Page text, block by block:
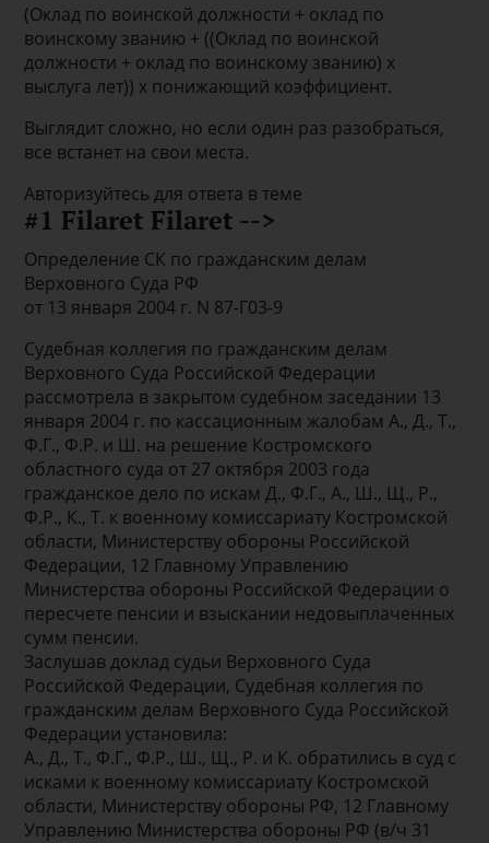
(Оклад по воинской должности + оклад по
воинскому званию + ((Оклад по воинской
должности + оклад по воинскому званию) х
выслуга лет)) х понижающий коэффициент.
Выглядит сложно, но если один раз разобраться,
все встанет на свои места.
Авторизуйтесь для ответа в теме
#1 Filaret Filaret -->
Определение СК по гражданским делам
Верховного Суда РФ
от 13 января 2004 г. N 87-Г03-9
Судебная коллегия по гражданским делам
Верховного Суда Российской Федерации
рассмотрела в закрытом судебном заседании 13
января 2004 г. по кассационным жалобам А., Д., Т.,
Ф.Г., Ф.Р. и Ш. на решение Костромского
областного суда от 27 октября 2003 года
гражданское дело по искам Д., Ф.Г., А., Ш., Щ., Р.,
Ф.Р., К., Т. к военному комиссариату Костромской
области, Министерству обороны Российской
Федерации, 12 Главному Управлению
Министерства обороны Российской Федерации о
пересчете пенсии и взыскании недовыплаченных
сумм пенсии.
Заслушав доклад судьи Верховного Суда
Российской Федерации, Судебная коллегия по
гражданским делам Верховного Суда Российской
Федерации установила:
А., Д., Т., Ф.Г., Ф.Р., Ш., Щ., Р. и К. обратились в суд с
исками к военному комиссариату Костромской
области, Министерству обороны РФ, 12 Главному
Управлению Министерства обороны РФ (в/ч 31